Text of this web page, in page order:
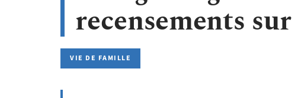
recensements
VIE DE FAMILLE